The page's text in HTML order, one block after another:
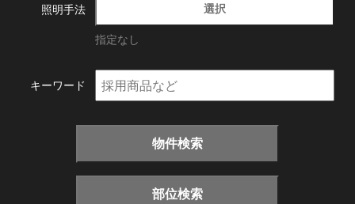
照明手法 選択
指定なし
キーワード
物件検索
部位検索